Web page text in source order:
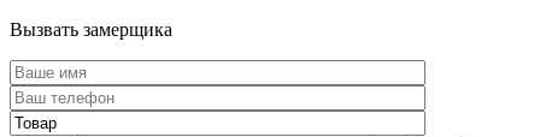
Вызвать замерщика